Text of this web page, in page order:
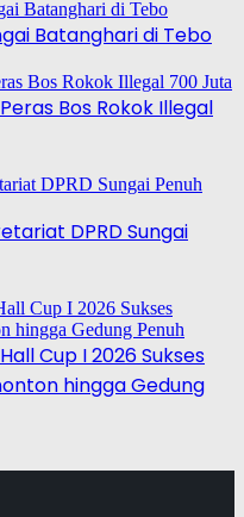
Batanghari di Tebo
Bos Rokok Illegal
DPRD Sungai
Cup I 2026 Sukses
hingga Gedung